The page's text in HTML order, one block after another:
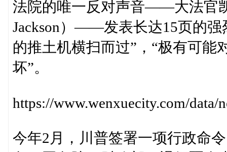
法院的唯一反对声音——大法官
Jackson）——发表长达15页的强
的推土机横扫而过”，“极有可能
坏”。
https://www.wenxuecity.com/data/
今年2月，川普签署一项行政命